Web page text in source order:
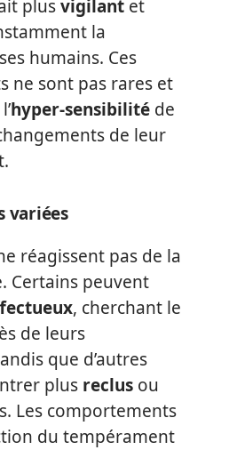
plusvigilant et
la
humains. Ces
ne sont pas rares et
hyper-sensibilité de
de leur
variées
réagissent pas de la
Certains peuvent
, cherchant le
de leurs
que d’autres
plus reclus ou
Les comportements
du tempérament